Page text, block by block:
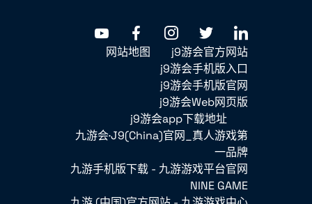
网站地图
j9游会官方网站
j9游会手机版入口
j9游会手机版官网
j9游会Web网页版
j9游会app下载地址
九游会·J9(China)官网_真人游戏第
一品牌
九游手机版下载 - 九游游戏平台官网
NINE GAME